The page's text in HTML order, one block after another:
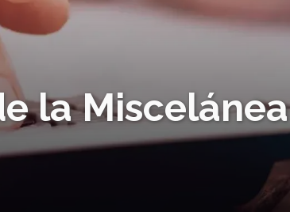
la Miscelánea